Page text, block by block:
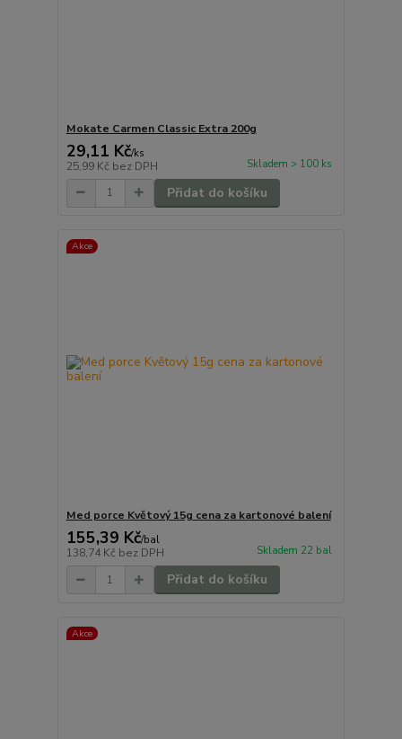
Mokate Carmen Classic Extra 200g
29,11 Kč/ks
25,99 Kč bez DPH Skladem > 100 ks
Přidat do košíku
Akce
Med porce Květový 15g cena za kartonové balení
155,39 Kč/bal
138,74 Kč bez DPH Skladem 22 bal
Přidat do košíku
Akce